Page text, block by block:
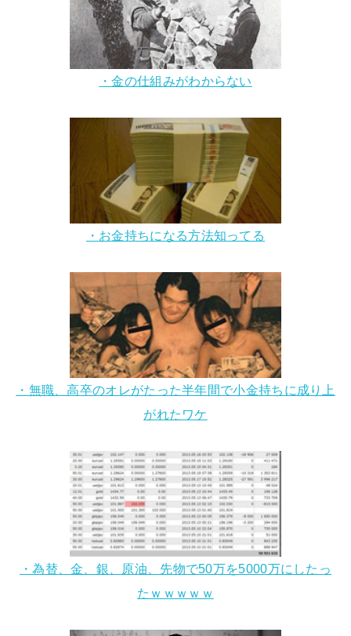
・金の仕組みがわからない
・お金持ちになる方法知ってる
・無職、高卒のオレがたった半年間で小金持ちに成り上
がれたワケ
・為替、金、銀、原油、先物で50万を5000万にしたっ
たｗｗｗｗｗ